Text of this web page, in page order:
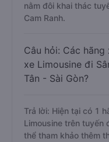
nằm đôi khai thác
Cam Ranh.
Câu hỏi: Các
xe Limousine đi
Tân - Sài Gòn?
Trả lời: Hiện tại có 1
Limousine trên tuyến
thể tham khảo thêm